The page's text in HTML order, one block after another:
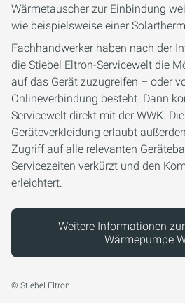
Wärmetauscher zur Einbindung
wie beispielsweise einer
Fachhandwerker haben nach der
die Stiebel Eltron-Servicewelt die
auf das Gerät zuzugreifen – oder
Onlineverbindung besteht. Dann
Servicewelt direkt mit der WWK.
Geräteverkleidung erlaubt
Zugriff auf alle relevanten
Servicezeiten verkürzt und den
erleichtert.
Weitere Informationen
Wärmepumpe
© Stiebel Eltron